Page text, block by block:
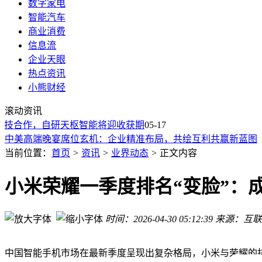
数字家电
智能汽车
商业消费
信息流
企业天眼
热点资讯
小熊财经
滚动资讯
作，自研天枢智能将迎收获期05-17
卢伟冰直播揭秘小米17 Max：四大核心配置升级，打造全能旗
上海布局太空算力赛道 全球首个天基光计算载荷联合研制正式
中美高端晚宴席位玄机：企业精准布局，共绘互利共赢新蓝图
小米推出电池升级服务：老机型换大电池 再战两年
理想凭什么敢“造人”？
小米汽车公布YU7全新颜色火山灰
卢伟冰直播剧透小米17 Max：屏幕、影像、性能、续航四大亮
亚利桑那大学毕业典礼上演尴尬一幕：谷歌前CEO施密特演讲
卢伟冰直播揭秘小米17 Max：四大核心配置升级，打造全能旗
当前位置： 首页 > 资讯 > 业界动态 > 正文内容
小米荣耀一季度排名“变脸”：
时间：2026-04-30 05:12:39 来源：互
中国智能手机市场在最新季度呈现出复杂格局，小米与荣耀